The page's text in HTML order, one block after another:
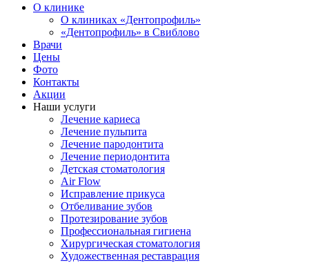
О клинике
О клиниках «Дентопрофиль»
«Дентопрофиль» в Свиблово
Врачи
Цены
Фото
Контакты
Акции
Наши услуги
Лечение кариеса
Лечение пульпита
Лечение пародонтита
Лечение периодонтита
Детская стоматология
Air Flow
Исправление прикуса
Отбеливание зубов
Протезирование зубов
Профессиональная гигиена
Хирургическая стоматология
Художественная реставрация